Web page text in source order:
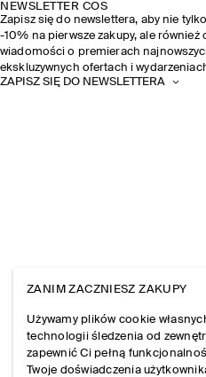
NEWSLETTER COS
Zapisz się do newslettera, aby nie
-10% na pierwsze zakupy, ale również
wiadomości o premierach
ekskluzywnych ofertach i
ZAPISZ SIĘ DO NEWSLETTERA
ZANIM ZACZNIESZ ZAKUPY
Używamy plików cookie
technologii śledzenia od
zapewnić Ci pełną
Twoje doświadczenia